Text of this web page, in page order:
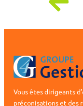
Vous êtes dirigeants
préconisations et des